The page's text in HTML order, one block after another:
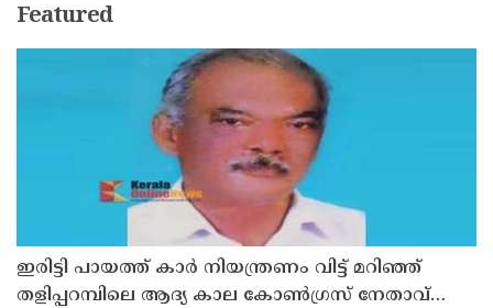
Featured
ഇരിട്ടി പായത്ത് കാർ നിയന്ത്രണം വിട്ട് മറിഞ്ഞ്
തളിപ്പറമ്പിലെ ആദ്യ കാല കോണ്‍ഗ്രസ് നേതാവ്